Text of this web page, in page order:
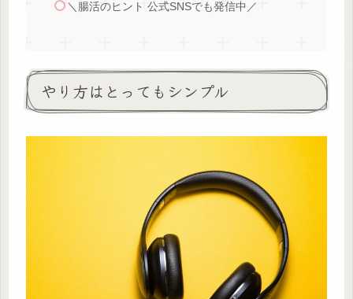
＼腸活のヒント 公式SNSでも発信中／
やり方はとってもシンプル